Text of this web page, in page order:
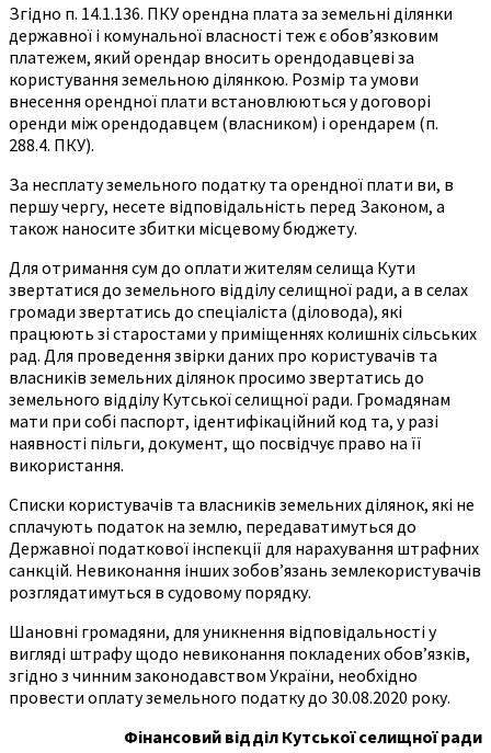
Згідно п. 14.1.136. ПКУ орендна плата за земельні ділянки
державної і комунальної власності теж є обов’язковим
платежем, який орендар вносить орендодавцеві за
користування земельною ділянкою. Розмір та умови
внесення орендної плати встановлюються у договорі
оренди між орендодавцем (власником) і орендарем (п.
288.4. ПКУ).
За несплату земельного податку та орендної плати ви, в
першу чергу, несете відповідальність перед Законом, а
також наносите збитки місцевому бюджету.
Для отримання сум до оплати жителям селища Кути
звертатися до земельного відділу селищної ради, а в селах
громади звертатись до спеціаліста (діловода), які
працюють зі старостами у приміщеннях колишніх сільських
рад. Для проведення звірки даних про користувачів та
власників земельних ділянок просимо звертатись до
земельного відділу Кутської селищної ради. Громадянам
мати при собі паспорт, ідентифікаційний код та, у разі
наявності пільги, документ, що посвідчує право на її
використання.
Списки користувачів та власників земельних ділянок, які не
сплачують податок на землю, передаватимуться до
Державної податкової інспекції для нарахування штрафних
санкцій. Невиконання інших зобов’язань землекористувачів
розглядатимуться в судовому порядку.
Шановні громадяни, для уникнення відповідальності у
вигляді штрафу щодо невиконання покладених обов’язків,
згідно з чинним законодавством України, необхідно
провести оплату земельного податку до 30.08.2020 року.
Фінансовий відділ Кутської селищної ради